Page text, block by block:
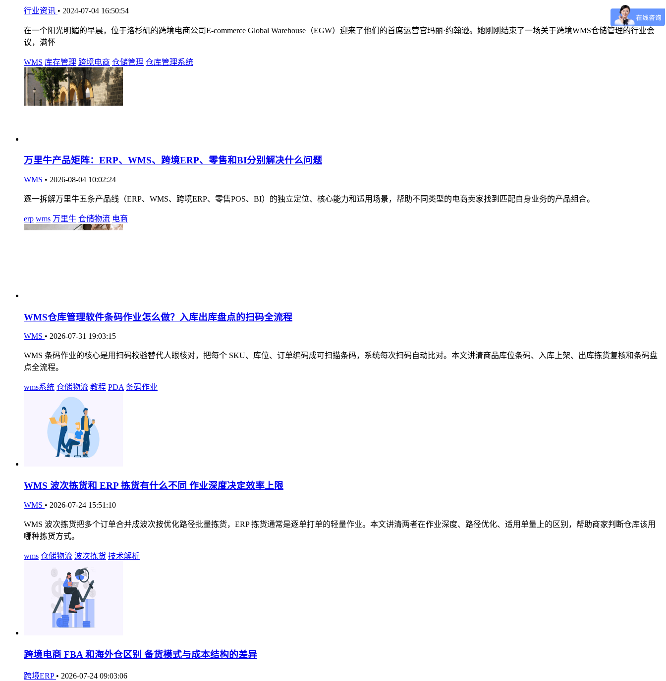
行业资讯 • 2024-07-04 16:50:54
在一个阳光明媚的早晨，位于洛杉矶的跨境电商公司E-commerce Global Warehouse（EGW）迎来了他们的首席运营官玛丽·约翰逊。她刚刚结束了一场关于跨境WMS仓储管理的行业会
议，满怀
WMS 库存管理 跨境电商 仓储管理 仓库管理系统
万里牛产品矩阵：ERP、WMS、跨境ERP、零售和BI分别解决什么问题
WMS • 2026-08-04 10:02:24
逐一拆解万里牛五条产品线（ERP、WMS、跨境ERP、零售POS、BI）的独立定位、核心能力和适用场景，帮助不同类型的电商卖家找到匹配自身业务的产品组合。
erp wms 万里牛 仓储物流 电商
WMS仓库管理软件条码作业怎么做？入库出库盘点的扫码全流程
WMS • 2026-07-31 19:03:15
WMS 条码作业的核心是用扫码校验替代人眼核对，把每个 SKU、库位、订单编码成可扫描条码，系统每次扫码自动比对。本文讲清商品库位条码、入库上架、出库拣货复核和条码盘
点全流程。
wms系统 仓储物流 教程 PDA 条码作业
WMS 波次拣货和 ERP 拣货有什么不同 作业深度决定效率上限
WMS • 2026-07-24 15:51:10
WMS 波次拣货把多个订单合并成波次按优化路径批量拣货，ERP 拣货通常是逐单打单的轻量作业。本文讲清两者在作业深度、路径优化、适用单量上的区别，帮助商家判断仓库该用
哪种拣货方式。
wms 仓储物流 波次拣货 技术解析
跨境电商 FBA 和海外仓区别 备货模式与成本结构的差异
跨境ERP • 2026-07-24 09:03:06